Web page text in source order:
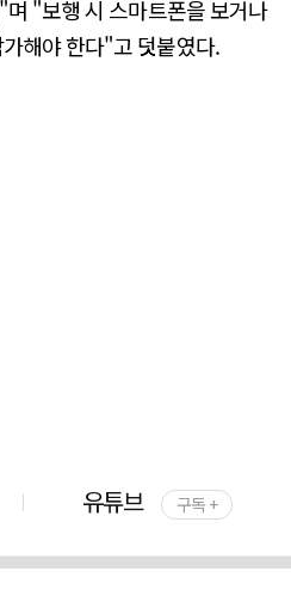
"보행 시 스마트폰을 보거나
해야 한다"고 덧붙였다.
유튜브 구독 +